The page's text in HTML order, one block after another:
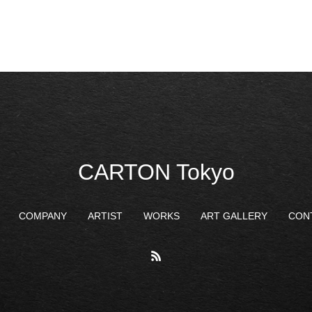
CARTON Tokyo
COMPANY ARTIST WORKS ART GALLERY